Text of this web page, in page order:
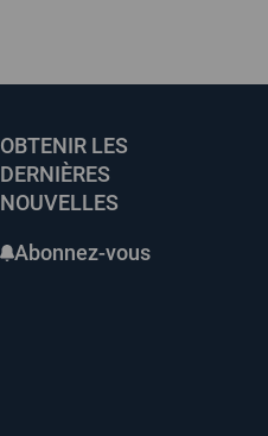
OBTENIR LES
DERNIÈRES
NOUVELLES
Abonnez-vous